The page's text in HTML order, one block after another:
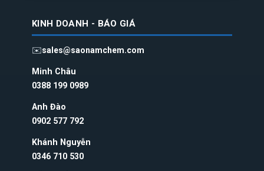
KINH DOANH - BÁO GIÁ
✉️sales@saonamchem.com
Minh Châu
0388 199 0989
Anh Đào
0902 577 792
Khánh Nguyễn
0346 710 530